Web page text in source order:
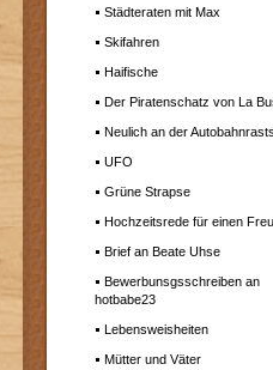
Städteraten mit Max
Skifahren
Haifische
Der Piratenschatz von La
Neulich an der
UFO
Grüne Strapse
Hochzeitsrede für einen
Brief an Beate Uhse
Bewerbunsgsschreiben an
hotbabe23
Lebensweisheiten
Mütter und Väter